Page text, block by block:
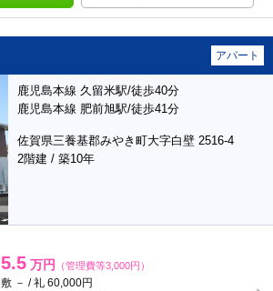
アパート
鹿児島本線 久留米駅/徒歩40分
鹿児島本線 肥前旭駅/徒歩41分
佐賀県三養基郡みやき町大字白壁 2516-4
2階建 / 築10年
5.5 万円 （管理費等3,000円）
敷 － / 礼 60,000円